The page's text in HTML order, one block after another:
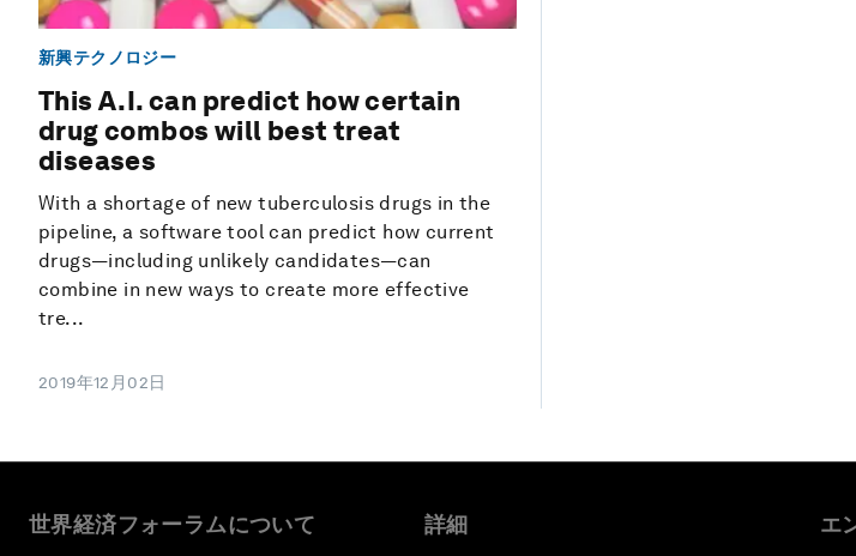
新興テクノロジー
This A.I. can predict how certain
drug combos will best treat
diseases
With a shortage of new tuberculosis drugs in the
pipeline, a software tool can predict how current
drugs—including unlikely candidates—can
combine in new ways to create more effective
tre...
2019年12月02日
世界経済フォーラムについて 詳細 エ